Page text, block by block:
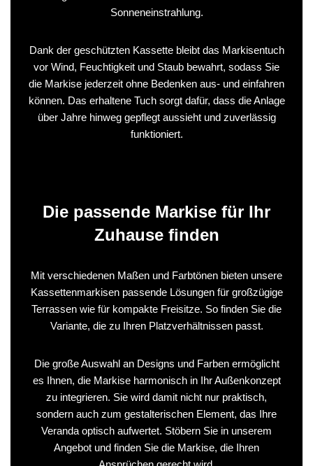
Sonneneinstrahlung.
Dank der geschützten Kassette bleibt das Markisentuch
vor Wind, Feuchtigkeit und Staub bewahrt, sodass Sie
die Markise jederzeit ohne Bedenken aus- und einfahren
können. Das erhaltene Tuch sorgt dafür, dass die Anlage
über Jahre hinweg gepflegt aussieht und zuverlässig
funktioniert.
Die passende Markise für Ihr
Zuhause finden
Mit verschiedenen Maßen und Farbtönen bieten unsere
Kassettenmarkisen passende Lösungen für großzügige
Terrassen wie für kompakte Freisitze. So finden Sie die
Variante, die zu Ihren Platzverhältnissen passt.
Die große Auswahl an Designs und Farben ermöglicht
es Ihnen, die Markise harmonisch in Ihr Außenkonzept
zu integrieren. Sie wird damit nicht nur praktisch,
sondern auch zum gestalterischen Element, das Ihre
Veranda optisch aufwertet. Stöbern Sie in unserem
Angebot und finden Sie die Markise, die Ihren